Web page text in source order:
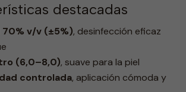
destacadas
70% v/v (±5%), desinfección eficaz
(6,0–8,0), suave para la piel
controlada, aplicación cómoda y